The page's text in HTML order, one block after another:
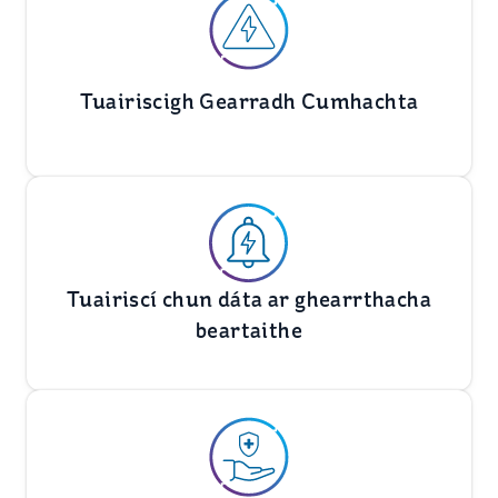
Tuairiscigh Gearradh Cumhachta
Tuairiscí chun dáta ar ghearrthacha
beartaithe